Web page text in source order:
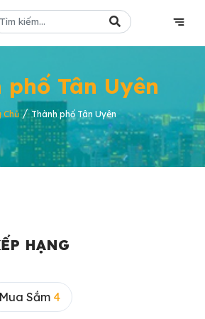
phố Tân Uyên
Chủ/Thành phố Tân Uyên
HẠNG
Mua Sắm 4